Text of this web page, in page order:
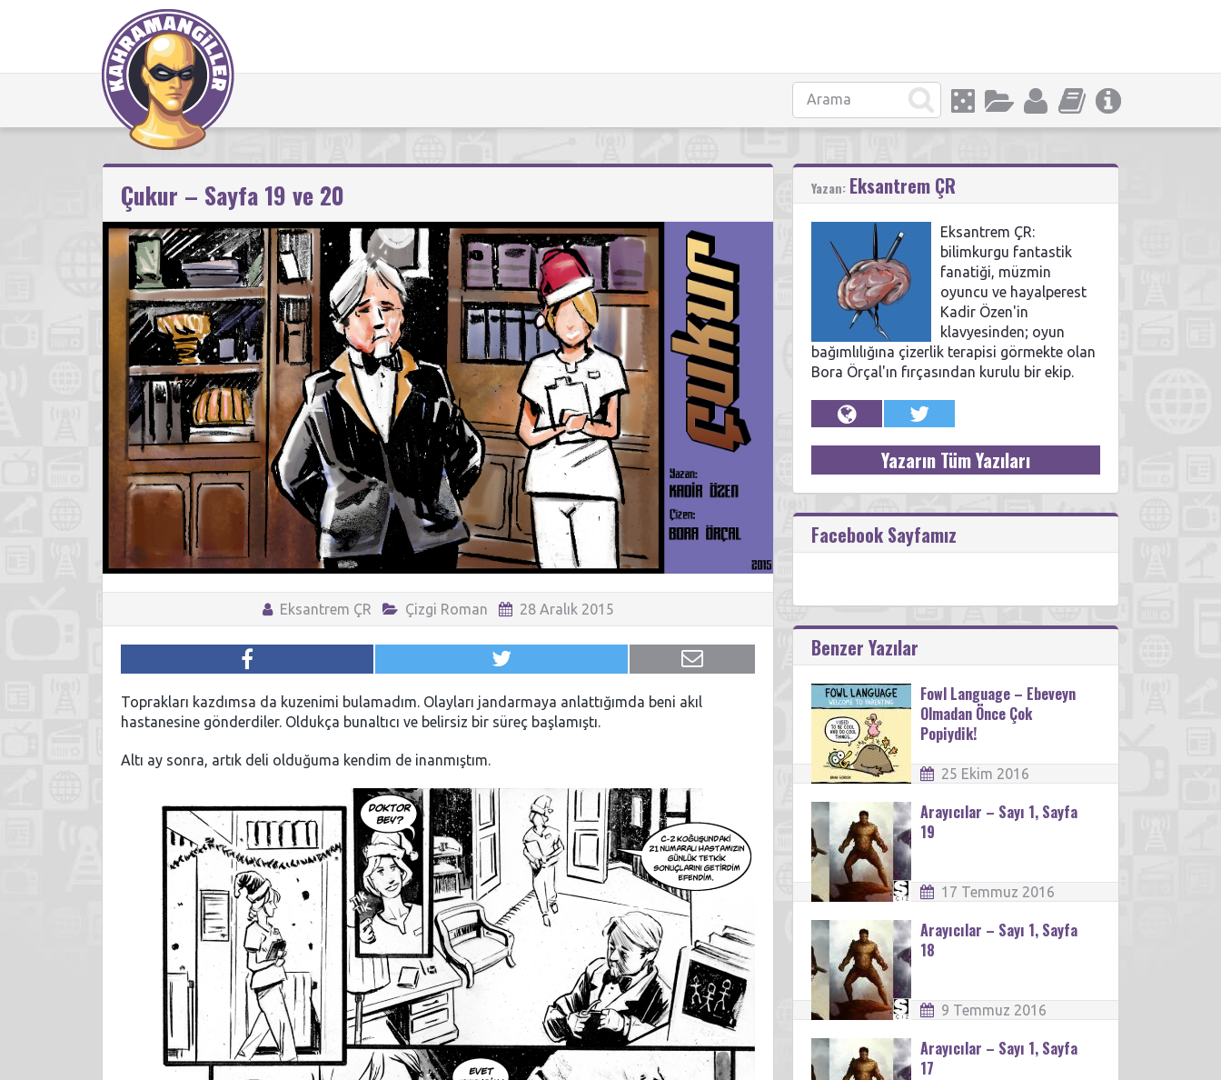
Çukur – Sayfa 19 ve 20
Eksantrem ÇR Çizgi Roman 28 Aralık 2015
Toprakları kazdımsa da kuzenimi bulamadım. Olayları jandarmaya anlattığımda beni akıl
hastanesine gönderdiler. Oldukça bunaltıcı ve belirsiz bir süreç başlamıştı.
Altı ay sonra, artık deli olduğuma kendim de inanmıştım.
Yazan: Eksantrem ÇR
Eksantrem ÇR:
bilimkurgu fantastik
fanatiği, müzmin
oyuncu ve hayalperest
Kadir Özen'in
klavyesinden; oyun
bağımlılığına çizerlik terapisi görmekte olan
Bora Örçal'ın fırçasından kurulu bir ekip.
Yazarın Tüm Yazıları
Facebook Sayfamız
Benzer Yazılar
Fowl Language – Ebeveyn
Olmadan Önce Çok
Popiydik!
25 Ekim 2016
Arayıcılar – Sayı 1, Sayfa
19
17 Temmuz 2016
Arayıcılar – Sayı 1, Sayfa
18
9 Temmuz 2016
Arayıcılar – Sayı 1, Sayfa
17